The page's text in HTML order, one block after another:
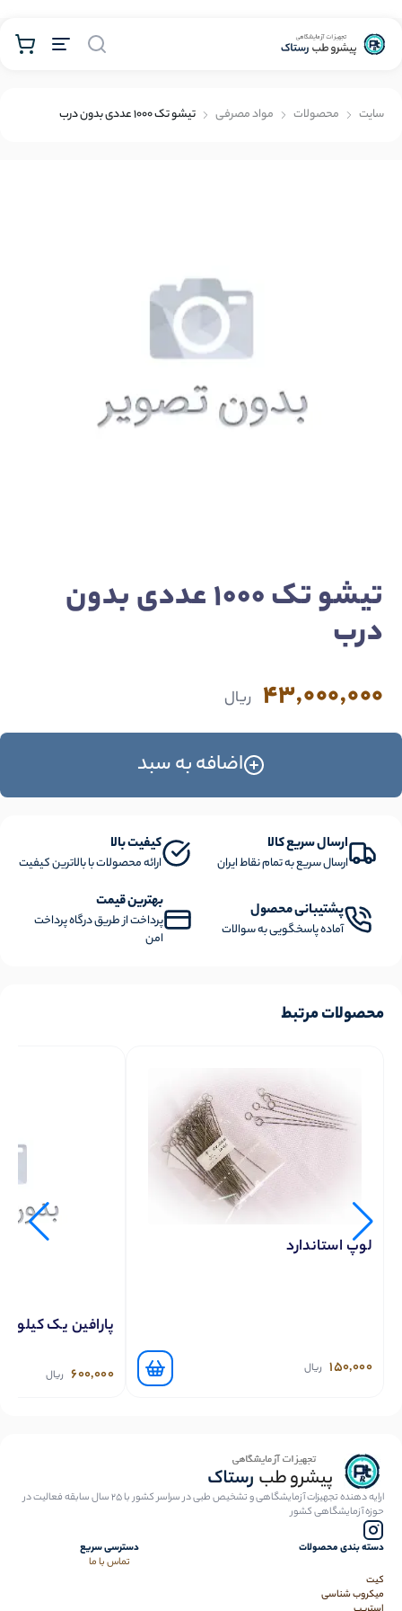
سايت محصولات مواد مصرفی تیشو تک 1000 عددی بدون درب
تیشو تک 1000 عددی بدون
درب
43,000,000 ریال
اضافه به سبد
ارسال سریع کالا
ارسال سریع به تمام نقاط ایران
کیفیت بالا
ارائه محصولات با بالاترین کیفیت
پشتیبانی محصول
آماده پاسخگویی به سوالات
بهترین قیمت
پرداخت از طریق درگاه پرداخت
امن
محصولات مرتبط
لوپ استاندارد
150,000 ریال
پارافین یک
600,000 ریال
ارایه دهنده تجهیزات آزمایشگاهی و تشخیص طبی در سراسر کشور با 25 سال سابقه فعالیت در
حوزه آزمایشگاهی کشور
دسته بندی محصولات
کیت
میکروب شناسی
دسترسی سریع
تماس با ما